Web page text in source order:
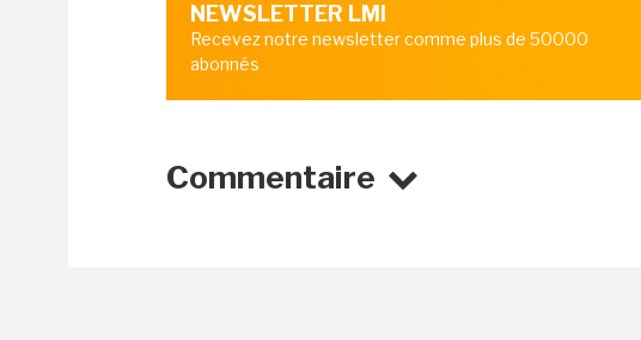
NEWSLETTER LMI
Recevez notre newsletter comme plus de 50000
abonnés
Commentaire